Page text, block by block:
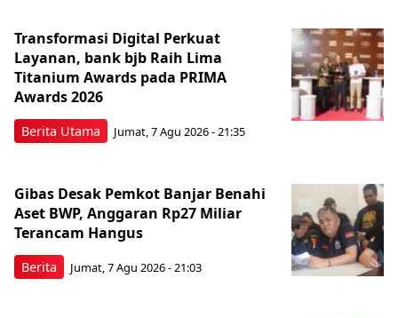
Berita Utama
Transformasi Digital Perkuat
Layanan, bank bjb Raih Lima
Titanium Awards pada PRIMA
Awards 2026
Jumat, 7 Agu 2026 - 21:35
Berita
Gibas Desak Pemkot Banjar Benahi
Aset BWP, Anggaran Rp27 Miliar
Terancam Hangus
Jumat, 7 Agu 2026 - 21:03